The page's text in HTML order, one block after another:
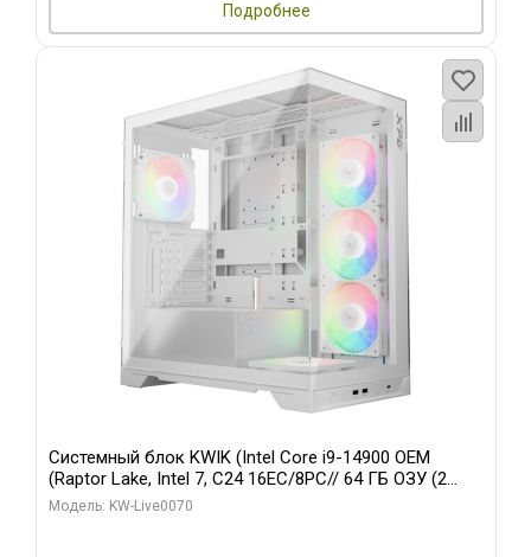
Подробнее
Системный блок KWIK (Intel Core i9-14900 OEM
(Raptor Lake, Intel 7, C24 16EC/8PC// 64 ГБ ОЗУ (2
модуля)/ Gigabyte RTX5080 XTREME WATERFORCE
Модель: KW-Live0070